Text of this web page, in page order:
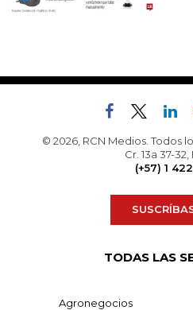
© 2026, RCN Medios. Todos
Cr. 13a 37-
(+57) 1
TODAS LAS
Agronegocios